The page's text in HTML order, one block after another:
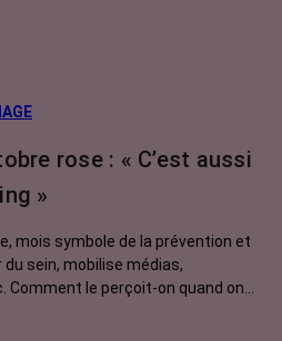
rose : « C’est aussi
»
mois symbole de la prévention et
sein, mobilise médias,
Comment le perçoit-on quand on